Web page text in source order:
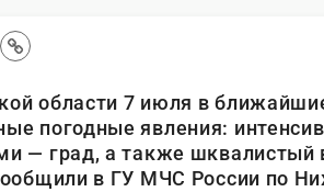
области 7 июля в
погодные явления:
— град, а также шквалистый
в ГУ МЧС России по